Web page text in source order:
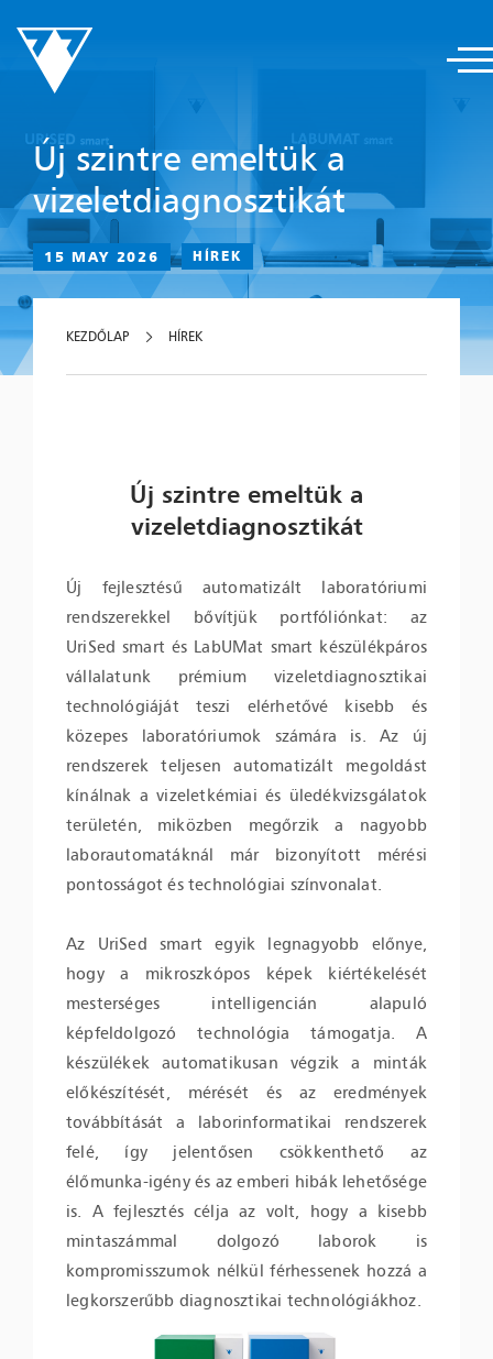
Új szintre emeltük a
vizeletdiagnosztikát
15 MAY 2026 HÍREK
KEZDŐLAP HÍREK
Új szintre emeltük a
vizeletdiagnosztikát
Új fejlesztésű automatizált laboratóriumi
rendszerekkel bővítjük portfóliónkat: az
UriSed smart és LabUMat smart készülékpáros
vállalatunk prémium vizeletdiagnosztikai
technológiáját teszi elérhetővé kisebb és
közepes laboratóriumok számára is. Az új
rendszerek teljesen automatizált megoldást
kínálnak a vizeletkémiai és üledékvizsgálatok
területén, miközben megőrzik a nagyobb
laborautomatáknál már bizonyított mérési
pontosságot és technológiai színvonalat.
Az UriSed smart egyik legnagyobb előnye,
hogy a mikroszkópos képek kiértékelését
mesterséges intelligencián alapuló
képfeldolgozó technológia támogatja. A
készülékek automatikusan végzik a minták
előkészítését, mérését és az eredmények
továbbítását a laborinformatikai rendszerek
felé, így jelentősen csökkenthető az
élőmunka-igény és az emberi hibák lehetősége
is. A fejlesztés célja az volt, hogy a kisebb
mintaszámmal dolgozó laborok is
kompromisszumok nélkül férhessenek hozzá a
legkorszerűbb diagnosztikai technológiákhoz.